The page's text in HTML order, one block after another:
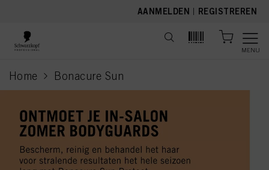
AANMELDEN | REGISTREREN
MENU
Home Bonacure Sun
current page